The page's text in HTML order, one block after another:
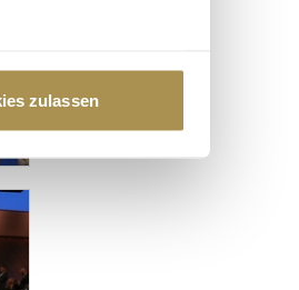
im
anbieten zu können
unserer
diese Informationen
Ihrer Nutzung
zulassen